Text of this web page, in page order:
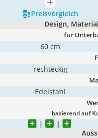
mehr anzeigen
Preis­vergleich
Design,
für
60 cm
rechteckig
Edelstahl
basierend auf